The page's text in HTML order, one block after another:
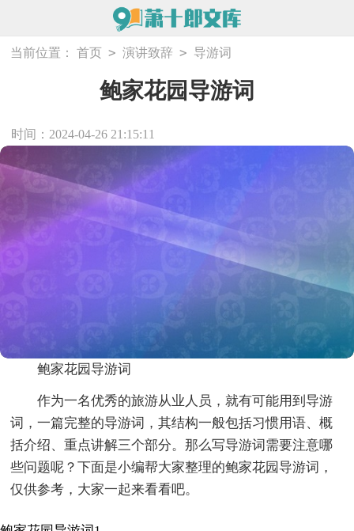
当前位置： 首页 > 演讲致辞 > 导游词
鲍家花园导游词
时间：2024-04-26 21:15:11
鲍家花园导游词
作为一名优秀的旅游从业人员，就有可能用到导游
词，一篇完整的导游词，其结构一般包括习惯用语、概
括介绍、重点讲解三个部分。那么写导游词需要注意哪
些问题呢？下面是小编帮大家整理的鲍家花园导游词，
仅供参考，大家一起来看看吧。